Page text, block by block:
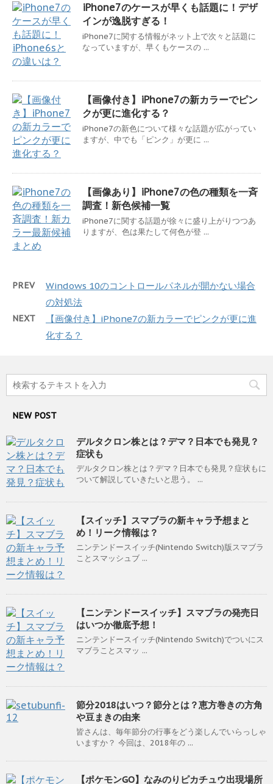
iPhone7のケースが早くも話題に！デザ
インが逸脱すぎる！
iPhone7に関する情報がネット上で次々と話題に
なっていますが、早くもケースの ...
【画像付き】iPhone7の新カラーでピン
クが更に進化する？
iPhone7の新色について様々な話題が広がってい
ますが、中でも「ピンク」が更に ...
【画像あり】iPhone7の色の種類を一斉
調査！新色候補一覧
iPhone7に関する話題が徐々に盛り上がりつつあ
りますが、色は果たして何色が登 ...
PREV
Windows 10のコントロールパネルが開かない場合
の対処法
NEXT
【画像付き】iPhone7の新カラーでピンクが更に進
化する？
NEW POST
デルタクロン株とは？デマ？日本でも発見？
症状も
デルタクロン株とは？デマ？日本でも発見？症状もに
ついて解説していきたいと思う。 ...
【スイッチ】スマブラの新キャラ予想まと
め！リーク情報は？
ニンテンドースイッチ(Nintendo Switch)版スマブラ
ことスマッシュブ ...
【ニンテンドースイッチ】スマブラの発売日
はいつか徹底予想！
ニンテンドースイッチ(Nintendo Switch)でついにス
マブラことスマッ ...
節分2018はいつ？節分とは？恵方巻きの方角
や豆まきの由来
皆さんは、毎年節分の行事をどう楽しんでいらっしゃ
いますか？ 今回は、2018年の ...
【ポケモンGO】なみのりピカチュウ出現場所